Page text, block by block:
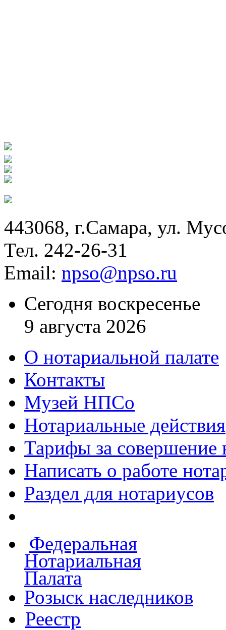
443068, г.Самара, ул.
Тел. 242-26-31
Email: npso@npso.ru
Сегодня воскресенье
9 августа 2026
О нотариальной палате
Контакты
Музей НПСо
Нотариальные действия
Тарифы за совершение
Написать о работе
Раздел для нотариусов
Федеральная
Нотариальная
Палата
Розыск наследников
Реестр